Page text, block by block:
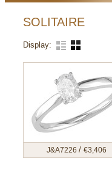
SOLITAIRE
Display:
J&A7226 / €3,406